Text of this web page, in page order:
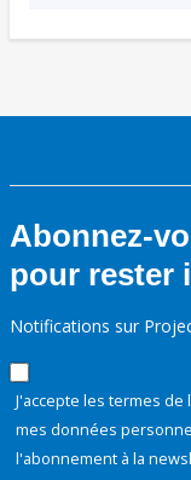
Abonnez-
pour rester
Notifications sur
J'accepte les termes de
mes données
l'abonnement à la